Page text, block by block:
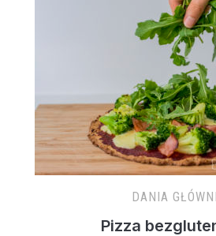
DANIA
Pizza